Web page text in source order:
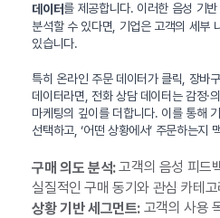
데이터를 제공합니다. 이러한 음성 기
분석할 수 있다면, 기업은 고객의 세부
있습니다.
특히 온라인 주문 데이터가 클릭, 장바
데이터라면, 전화 상담 데이터는 감정·
마케팅의 깊이를 더합니다. 이를 통해
선택하고, ‘어떤 상황에서’ 주문하는지
구매 의도 분석:고객의 음성 피드
실질적인 구매 동기와 관심 카테
상황 기반 세그먼트:고객의 사용